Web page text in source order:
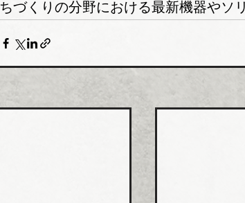
ちづくりの分野における最新機器やソ